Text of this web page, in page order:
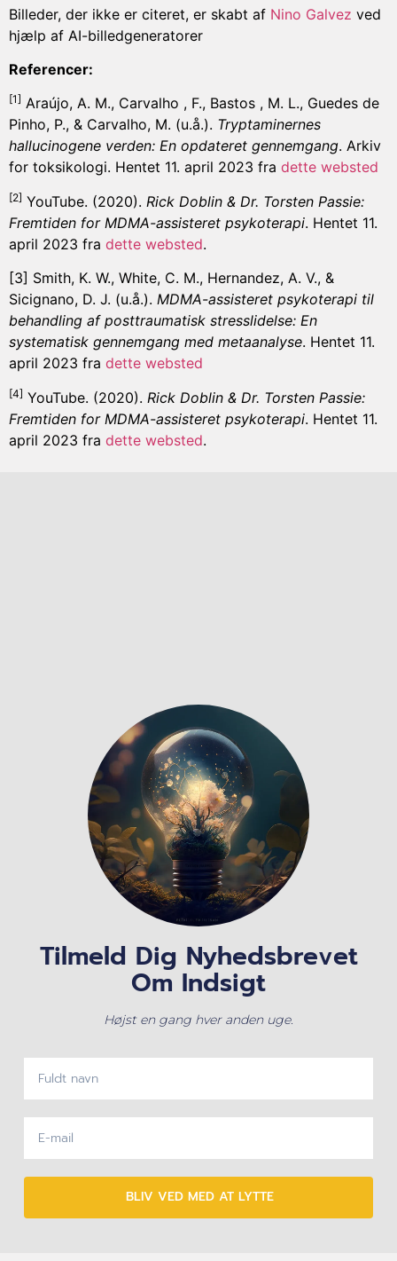
Billeder, der ikke er citeret, er skabt af Nino Galvez ved
hjælp af AI-billedgeneratorer
Referencer:
[1] Araújo, A. M., Carvalho , F., Bastos , M. L., Guedes de
Pinho, P., & Carvalho, M. (u.å.). Tryptaminernes
hallucinogene verden: En opdateret gennemgang. Arkiv
for toksikologi. Hentet 11. april 2023 fra dette websted
[2] YouTube. (2020). Rick Doblin & Dr. Torsten Passie:
Fremtiden for MDMA-assisteret psykoterapi. Hentet 11.
april 2023 fra dette websted.
[3] Smith, K. W., White, C. M., Hernandez, A. V., &
Sicignano, D. J. (u.å.). MDMA-assisteret psykoterapi til
behandling af posttraumatisk stresslidelse: En
systematisk gennemgang med metaanalyse. Hentet 11.
april 2023 fra dette websted
[4] YouTube. (2020). Rick Doblin & Dr. Torsten Passie:
Fremtiden for MDMA-assisteret psykoterapi. Hentet 11.
april 2023 fra dette websted.
Tilmeld Dig Nyhedsbrevet
Om Indsigt
Højst en gang hver anden uge.
BLIV VED MED AT LYTTE